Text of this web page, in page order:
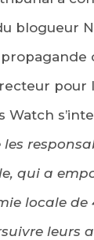
blogueur
pour
Watch
qui a
locale
leurs